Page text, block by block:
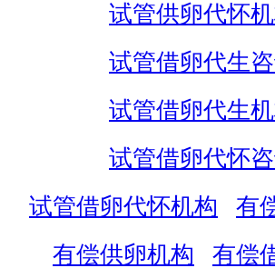
试管供卵代怀
试管借卵代生
试管借卵代生
试管借卵代怀
试管借卵代怀机构
有
有偿供卵机构
有偿